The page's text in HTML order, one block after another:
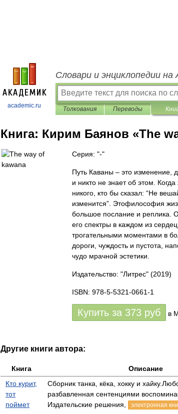
academic.ru
Словари и энциклопедии на
Толкования Переводы
Книга: Кирим Баянов «The
Серия: "-"
Путь Каваны – это изменение,
и никто не знает об этом.
никого, кто бы сказал: “Не
изменится”. Этофилософия
большое послание и реплика.
его спектры в каждом из
трогательными моментами в
дороги, чуждость и пустота,
чудо мрачной эстетики.
Издательство: "Литрес" (2019)
ISBN: 978-5-5321-0661-1
Купить за 373 руб в
Другие книги автора:
Книга Описание
Кто курит,
тот
поймет
Сборник танка, кёка, хокку и
разбавленная сентенциями
Издательские решения,
электронная